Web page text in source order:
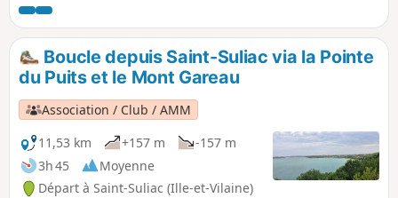
escarpé du rivage le long de la Rance rappelle un peu la
configuration du GR®34 entre Saint-Malo et Cancale, toutes
proportions gardées. Belle vue sur la Rance à partir de la
Pointe du Puits.
Boucle depuis Saint-Suliac via la Pointe
du Puits et le Mont Gareau
Association / Club / AMM
11,53 km
+157 m
-157 m
3h 45
Moyenne
Départ à Saint-Suliac (Ille-et-Vilaine)